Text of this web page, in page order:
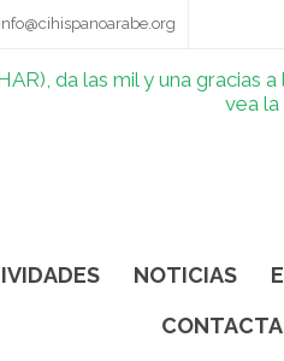
info@cihispanoarabe.org
NOTICIAS
CONTACTA